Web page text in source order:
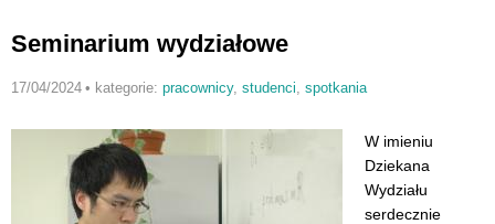
Seminarium wydziałowe
17/04/2024 • kategorie: pracownicy, studenci spotkania
W imieniu
Dziekana
Wydziału
serdecznie